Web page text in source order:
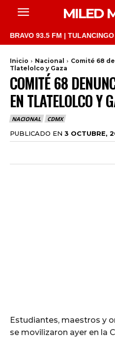
MILED
93.5 FM | TULANCINGO 97.1
Inicio Nacional
Comité 68
Tlatelolco y Gaza
COMITÉ 68
EN TLATELOLCO Y
NACIONAL CDMX
PUBLICADO EN 3 OCTUBRE,
Estudiantes, maestros y
se movilizaron ayer en la